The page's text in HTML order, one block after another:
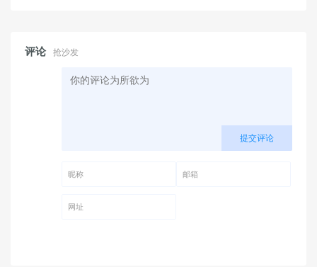
评论 抢沙发
提交评论